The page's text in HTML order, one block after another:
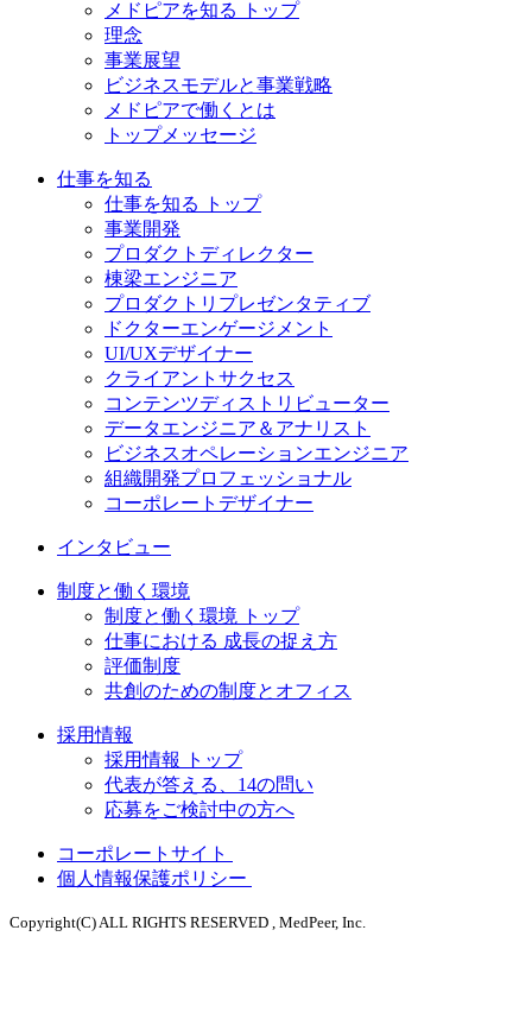
メドピアを知る トップ
理念
事業展望
ビジネスモデルと事業戦略
メドピアで働くとは
トップメッセージ
仕事を知る
仕事を知る トップ
事業開発
プロダクトディレクター
棟梁エンジニア
プロダクトリプレゼンタティブ
ドクターエンゲージメント
UI/UXデザイナー
クライアントサクセス
コンテンツディストリビューター
データエンジニア＆アナリスト
ビジネスオペレーションエンジニア
組織開発プロフェッショナル
コーポレートデザイナー
インタビュー
制度と働く環境
制度と働く環境 トップ
仕事における 成長の捉え方
評価制度
共創のための制度とオフィス
採用情報
採用情報 トップ
代表が答える、14の問い
応募をご検討中の方へ
コーポレートサイト
個人情報保護ポリシー
Copyright(C) ALL RIGHTS RESERVED , MedPeer, Inc.